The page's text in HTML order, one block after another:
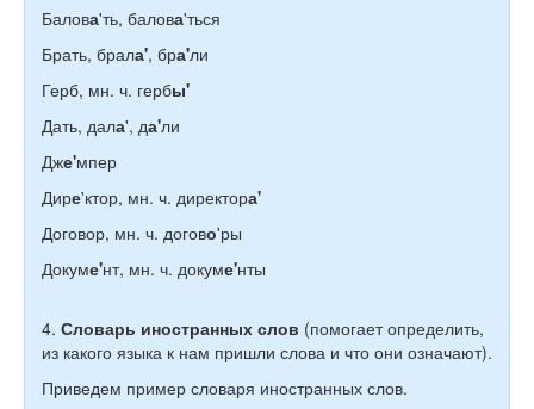
Балова'ть, балова'ться
Брать, брала', бра'ли
Герб, мн. ч. гербы'
Дать, дала', да'ли
Дже'мпер
Дире'ктор, мн. ч. директора'
Договор, мн. ч. догово'ры
Докуме'нт, мн. ч. докуме'нты
4. Словарь иностранных слов (помогает определить,
из какого языка к нам пришли слова и что они означают).
Приведем пример словаря иностранных слов.